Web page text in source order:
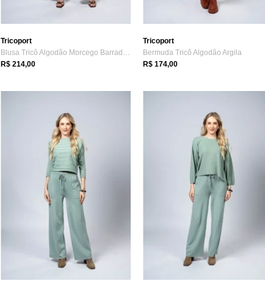
Tricoport
Blusa Tricô Algodão Morcego Barrada Marrom
R$ 214,00
Tricoport
Bermuda Tricô Algodão Argila
R$ 174,00